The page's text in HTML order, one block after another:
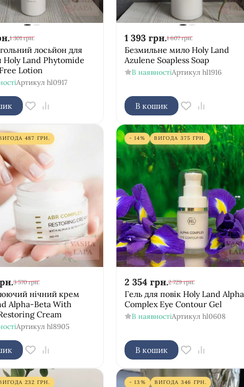
1 301 грн.
лосьйон для
Holy Land Phytomide
Lotion
Артикул hl0917
1 393 грн.1 607 грн.
Безмильне мило Holy Land
Azulene Soapless Soap
В наявностіАртикул hl1916
В кошик
487 ГРН.
3 570 грн.
нічний крем
Alpha-Beta With
Cream
Артикул hl8905
- 14% ВИГОДА 375 ГРН.
2 354 грн.2 729 грн.
Гель для повік Holy Land Alpha
Complex Eye Contour Gel
В наявностіАртикул hl0608
В кошик
232 ГРН. - 13% ВИГОДА 346 ГРН.